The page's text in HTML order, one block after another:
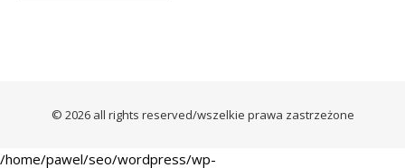
© 2026 all rights reserved/wszelkie prawa zastrzeżone
/home/pawel/seo/wordpress/wp-